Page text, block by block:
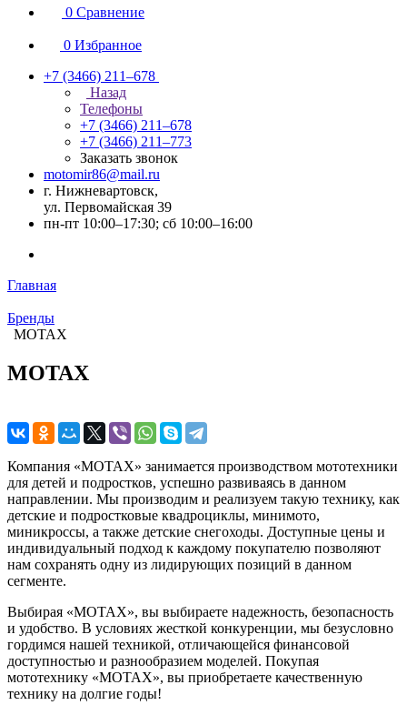
0 Сравнение
0 Избранное
+7 (3466) 211‒678
Назад
Телефоны
+7 (3466) 211‒678
+7 (3466) 211‒773
Заказать звонок
motomir86@mail.ru
г. Нижневартовск,
ул. Первомайская 39
пн-пт 10:00–17:30; сб 10:00–16:00
Главная
Бренды
MOTAX
MOTAX
Компания «MOTAX» занимается производством мототехники
для детей и подростков, успешно развиваясь в данном
направлении. Мы производим и реализуем такую технику, как
детские и подростковые квадроциклы, минимото,
миникроссы, а также детские снегоходы. Доступные цены и
индивидуальный подход к каждому покупателю позволяют
нам сохранять одну из лидирующих позиций в данном
сегменте.
Выбирая «MOTAX», вы выбираете надежность, безопасность
и удобство. В условиях жесткой конкуренции, мы безусловно
гордимся нашей техникой, отличающейся финансовой
доступностью и разнообразием моделей. Покупая
мототехнику «MOTAX», вы приобретаете качественную
технику на долгие годы!